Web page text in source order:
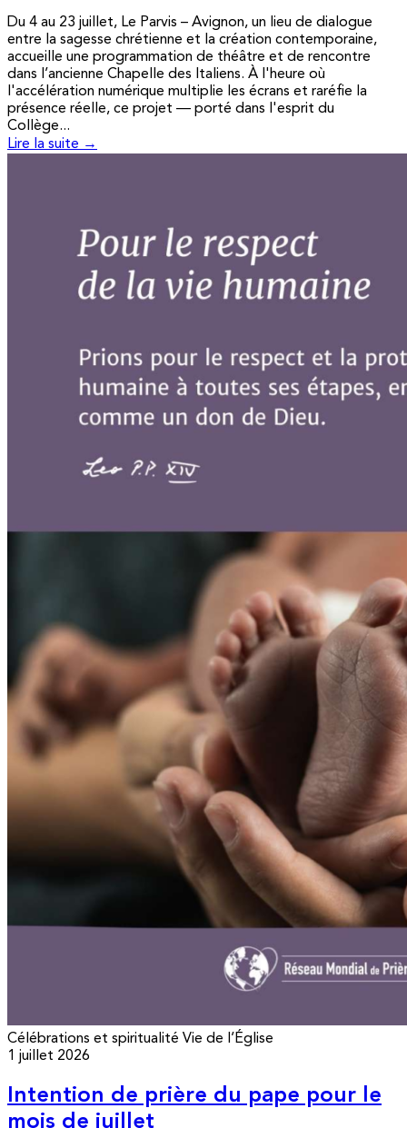
Du 4 au 23 juillet, Le Parvis – Avignon, un lieu de dialogue
entre la sagesse chrétienne et la création contemporaine,
accueille une programmation de théâtre et de rencontre
dans l’ancienne Chapelle des Italiens. À l'heure où
l'accélération numérique multiplie les écrans et raréfie la
présence réelle, ce projet — porté dans l'esprit du
Collège...
Lire la suite →
Célébrations et spiritualité Vie de l’Église
1 juillet 2026
Intention de prière du pape pour le
mois de juillet